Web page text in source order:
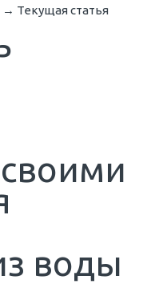
→ Текущая статья
воды